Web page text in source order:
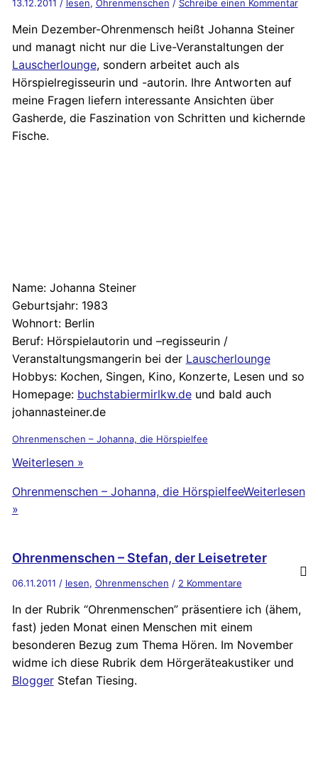
13.12.2011 / lesen, Ohrenmenschen / Schreibe einen Kommentar
Mein Dezember-Ohrenmensch heißt Johanna Steiner
und managt nicht nur die Live-Veranstaltungen der
Lauscherlounge, sondern arbeitet auch als
Hörspielregisseurin und -autorin. Ihre Antworten auf
meine Fragen liefern interessante Ansichten über
Gasherde, die Faszination von Schritten und kichernde
Fische.
Name:Johanna Steiner
Geburtsjahr:1983
Wohnort:Berlin
Beruf:Hörspielautorin und –regisseurin /
Veranstaltungsmangerin bei der Lauscherlounge
Hobbys:Kochen, Singen, Kino, Konzerte, Lesen und so
Homepage: buchstabiermirlkw.deund bald auch
johannasteiner.de
Ohrenmenschen – Johanna, die Hörspielfee
Weiterlesen »
Ohrenmenschen – Johanna, die HörspielfeeWeiterlesen
»
Ohrenmenschen – Stefan, der Leisetreter
06.11.2011 / lesen, Ohrenmenschen / 2 Kommentare
In der Rubrik “Ohrenmenschen” präsentiere ich (ähem,
fast) jeden Monat einen Menschen mit einem
besonderen Bezug zum Thema Hören. Im November
widme ich diese Rubrik dem Hörgeräteakustiker und
BloggerStefan Tiesing.